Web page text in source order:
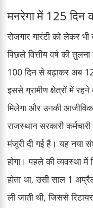
मनरेगा में 125 दिन
रोजगार गारंटी को लेकर
पिछले वित्तीय वर्ष की
100 दिन से बढ़ाकर अब
इससे ग्रामीण क्षेत्रों में रहने
मिलेगा और उनकी
राजस्थान सरकारी
मंजूरी दी गई है। यह नया
होगा। पहले की व्यवस्था में
होता था, उसी साल 1
ली जाती थी, जिससे